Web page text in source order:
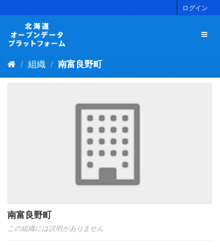
キ
ログイン
組織 南富良野町
南富良野町
この組織には説明がありません